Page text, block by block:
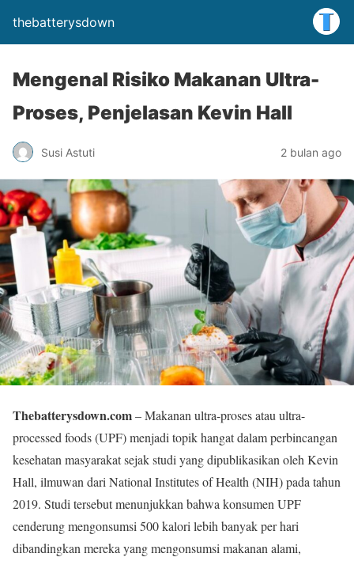
thebatterysdown
Mengenal Risiko Makanan Ultra-
Proses, Penjelasan Kevin Hall
Susi Astuti 2 bulan ago
Thebatterysdown.com– Makanan ultra-proses atau ultra-
processed foods (UPF) menjadi topik hangat dalam perbincangan
kesehatan masyarakat sejak studi yang dipublikasikan oleh Kevin
Hall, ilmuwan dari National Institutes of Health (NIH) pada tahun
2019. Studi tersebut menunjukkan bahwa konsumen UPF
cenderung mengonsumsi 500 kalori lebih banyak per hari
dibandingkan mereka yang mengonsumsi makanan alami,